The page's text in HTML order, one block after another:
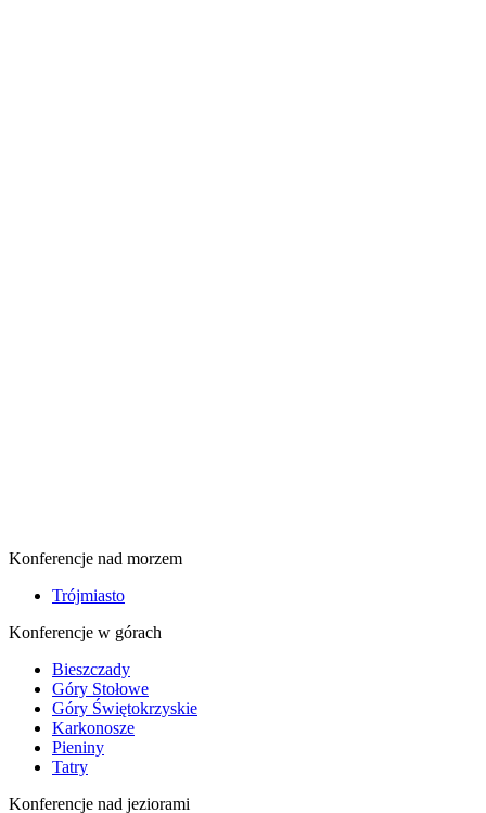
Konferencje nad morzem
Trójmiasto
Konferencje w górach
Bieszczady
Góry Stołowe
Góry Świętokrzyskie
Karkonosze
Pieniny
Tatry
Konferencje nad jeziorami